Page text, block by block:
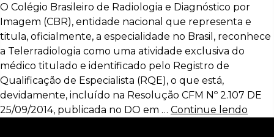
O Colégio Brasileiro de Radiologia e Diagnóstico por
Imagem (CBR), entidade nacional que representa e
titula, oficialmente, a especialidade no Brasil, reconhece
a Telerradiologia como uma atividade exclusiva do
médico titulado e identificado pelo Registro de
Qualificação de Especialista (RQE), o que está,
devidamente, incluído na Resolução CFM Nº 2.107 DE
25/09/2014, publicada no DO em … Continue lendo